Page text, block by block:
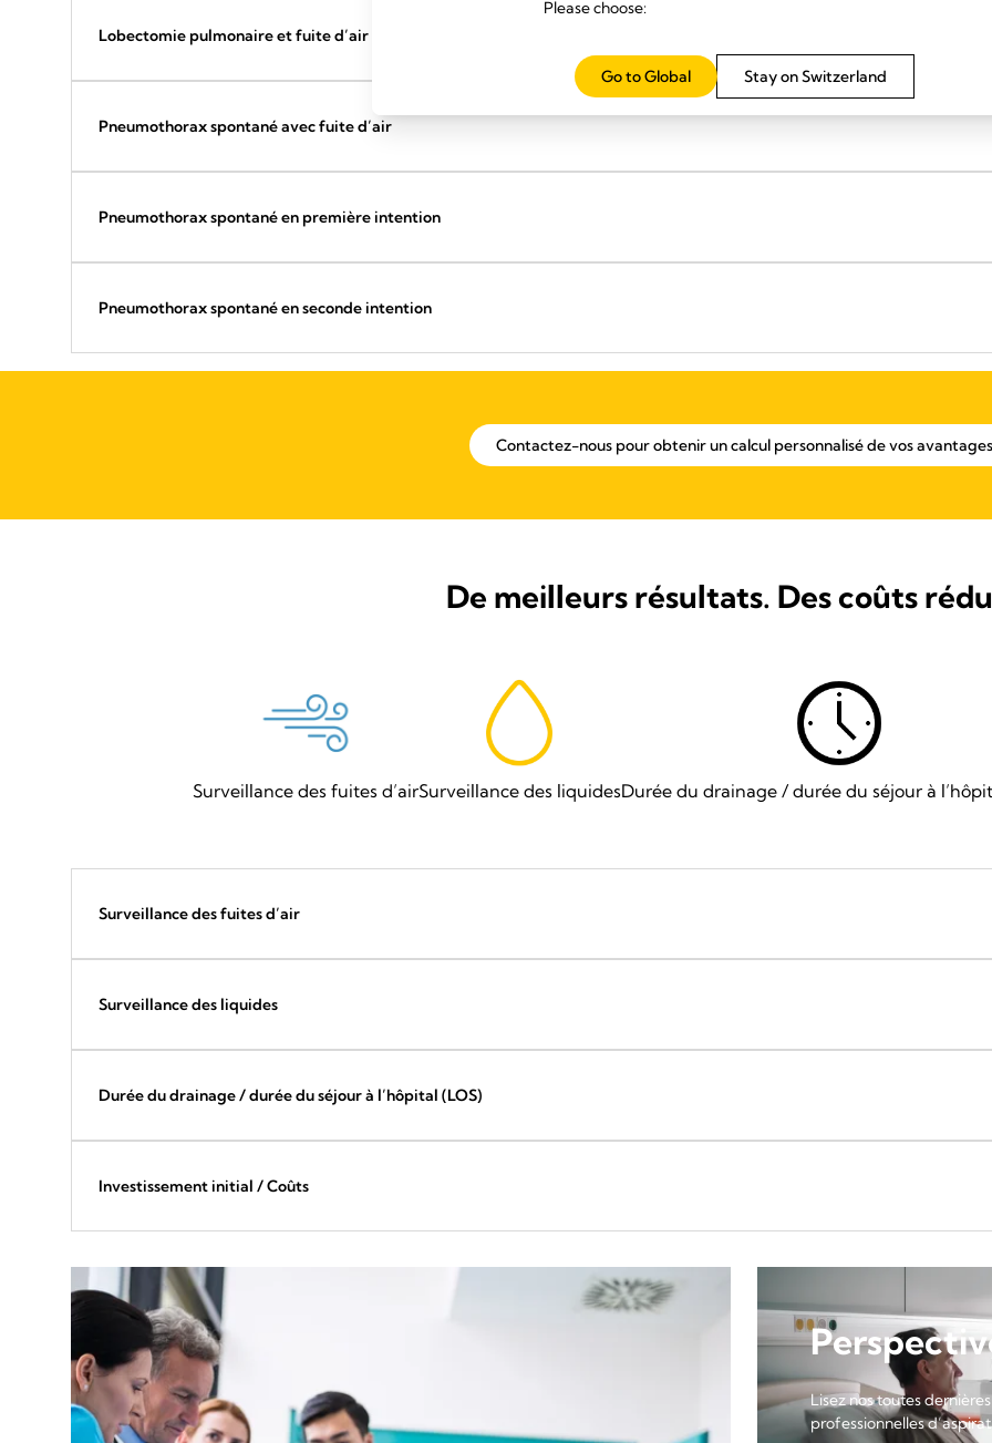
Lobectomie pulmonaire et fuite d’air au troisième jour postop
Pneumothorax spontané avec fuite d’air
Pneumothorax spontané en première intention
Pneumothorax spontané en seconde intention
Contactez-nous pour obtenir un calcul personnalisé de vos avantages
De meilleurs résultats. Des coûts
Surveillance des fuites d’airSurveillance des liquidesDurée du drainage / durée du séjour à
Surveillance des fuites d’air
Surveillance des liquides
Durée du drainage / durée du séjour à l’hôpital (LOS)
Investissement initial / Coûts
Lisez nos toutes
professionnelles
Please choose:
Stay on Switzerland
Go to Global